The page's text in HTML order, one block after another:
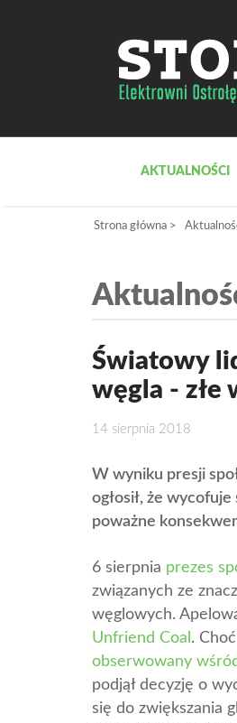
AKTUALNOŚCI
Strona główna >
Światowy
węgla - złe
14 sierpnia 2018
W wyniku presji
ogłosił, że
poważne
6 sierpnia prezes
związanych ze
węglowych.
Unfriend Coal .
obserwowany
podjął decyzję o
się do zwiększania